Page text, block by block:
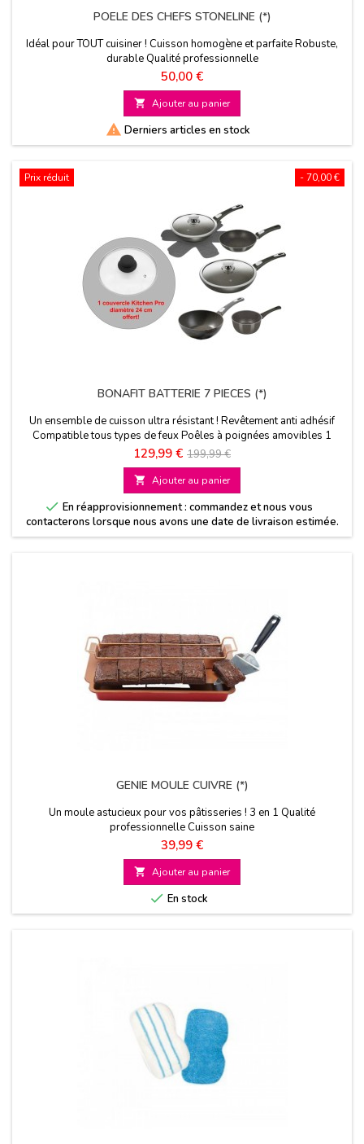
POELE DES CHEFS STONELINE (*)
Idéal pour TOUT cuisiner ! Cuisson homogène et parfaite Robuste,
durable Qualité professionnelle
Prix
50,00 €
 Ajouter au panier
 Derniers articles en stock
- 70,00 €
Prix réduit
BONAFIT BATTERIE 7 PIECES (*)
Un ensemble de cuisson ultra résistant ! Revêtement anti adhésif
Compatible tous types de feux Poêles à poignées amovibles 1
couvercle diamètre 24 cm Kitchen Pro OFFERT!
Prix
129,99 € Prix
de
base
199,99 €
 Ajouter au panier
 En réapprovisionnement : commandez et nous vous
contacterons lorsque nous avons une date de livraison estimée.
GENIE MOULE CUIVRE (*)
Un moule astucieux pour vos pâtisseries ! 3 en 1 Qualité
professionnelle Cuisson saine
Prix
39,99 €
 Ajouter au panier
 En stock